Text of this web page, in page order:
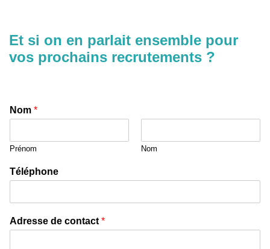
Et si on en parlait ensemble pour
vos prochains recrutements ?
Nom *
Prénom Nom
Téléphone
Adresse de contact *